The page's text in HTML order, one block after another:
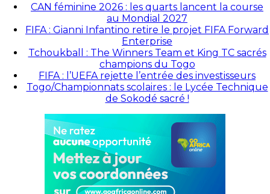
CAN féminine 2026 : les quarts lancent la course
au Mondial 2027
FIFA : Gianni Infantino retire le projet FIFA Forward
Enterprise
Tchoukball : The Winners Team et King TC sacrés
champions du Togo
FIFA : l’UEFA rejette l’entrée des investisseurs
Togo/Championnats scolaires : le Lycée Technique
de Sokodé sacré !